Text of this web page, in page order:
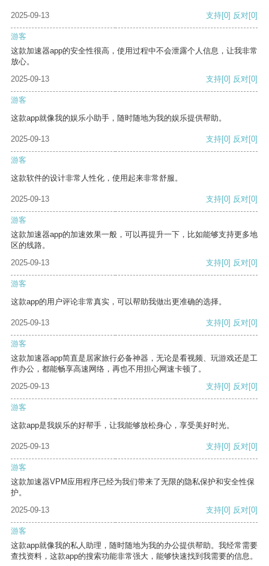
2025-09-13 支持[0] 反对[0]
游客
这款加速器app的安全性很高，使用过程中不会泄露个人信息，让我非常
放心。
2025-09-13
支持[0] 反对[0]
游客
这款app就像我的娱乐小助手，随时随地为我的娱乐提供帮助。
2025-09-13 支持[0] 反对[0]
游客
这款软件的设计非常人性化，使用起来非常舒服。
2025-09-13 支持[0] 反对[0]
游客
这款加速器app的加速效果一般，可以再提升一下，比如能够支持更多地
区的线路。
2025-09-13
支持[0] 反对[0]
游客
这款app的用户评论非常真实，可以帮助我做出更准确的选择。
2025-09-13 支持[0] 反对[0]
游客
这款加速器app简直是居家旅行必备神器，无论是看视频、玩游戏还是工
作办公，都能畅享高速网络，再也不用担心网速卡顿了。
2025-09-13
支持[0] 反对[0]
游客
这款app是我娱乐的好帮手，让我能够放松身心，享受美好时光。
2025-09-13 支持[0] 反对[0]
游客
这款加速器VPM应用程序已经为我们带来了无限的隐私保护和安全性保
护。
2025-09-13
支持[0] 反对[0]
游客
这款app就像我的私人助理，随时随地为我的办公提供帮助。我经常需要
查找资料，这款app的搜索功能非常强大，能够快速找到我需要的信息。